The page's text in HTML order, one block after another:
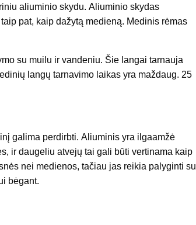
aliuminio skydu. Aliuminio skydas
pat, kaip dažytą medieną. Medinis rėmas
su muilu ir vandeniu. Šie langai tarnauja
langų tarnavimo laikas yra maždaug. 25
galima perdirbti. Aliuminis yra ilgaamžė
ir daugeliu atvejų tai gali būti vertinama kaip
nei medienos, tačiau jas reikia palyginti su
bėgant.